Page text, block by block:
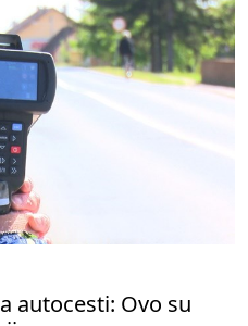
autocesti: Ovo su